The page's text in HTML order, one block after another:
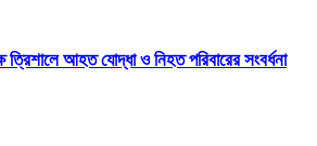
আহত যোদ্ধা ও নিহত পরিবারের সংবর্ধনা